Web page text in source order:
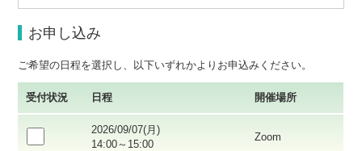
お申し込み
ご希望の日程を選択し、以下いずれかよりお申込みください。
受付状況 日程 開催場所
2026/09/07(月)
14:00～15:00
Zoom